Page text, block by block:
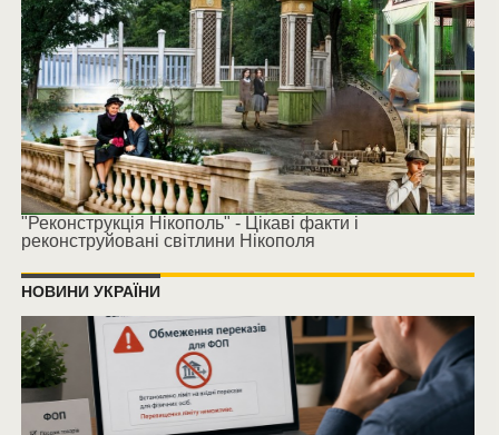
"Реконструкція Нікополь" - Цікаві факти і
реконструйовані світлини Нікополя
НОВИНИ УКРАЇНИ